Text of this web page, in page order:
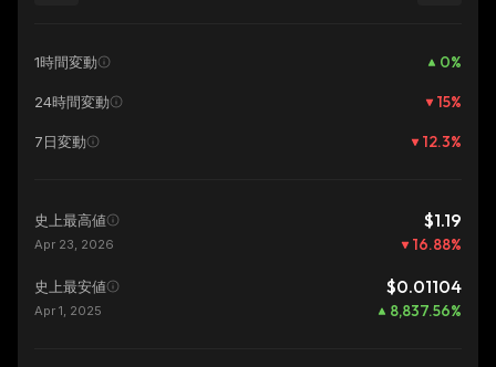
1時間変動 0%
24時間変動 15%
7日変動 12.3%
史上最高値 $1.19
Apr 23, 2026 16.88%
史上最安値 $0.01104
Apr 1, 2025 8,837.56%